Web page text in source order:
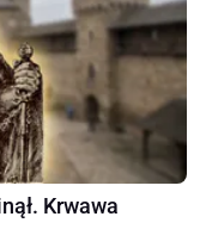
Krwawa